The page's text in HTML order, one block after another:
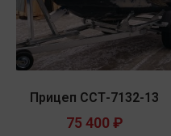
Прицеп ССТ-7132-13
75 400 ₽